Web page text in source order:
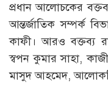
প্রধান আলোচকের
আন্তর্জাতিক সম্পর্ক
কাফী। আরও বক্তব্য
স্বপন কুমার সাহা,
মাসুদ আহমেদ,